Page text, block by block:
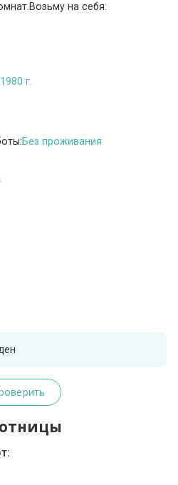
на себя:
г.
Без проживания